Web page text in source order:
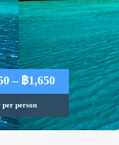
– ฿1,650Price
range:
฿1,250
through
฿1,650
per person